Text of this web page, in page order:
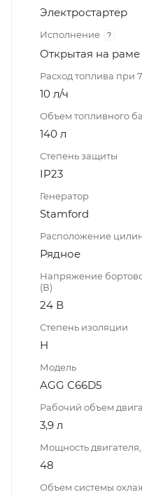
Электростартер
Исполнение ?
Открытая на раме
Расход топлива при
10 л/ч
Объем топливного
140 л
Степень защиты
IP23
Генератор
Stamford
Расположение
Рядное
Напряжение
(В)
24 В
Степень изоляции
Н
Модель
AGG C66D5
Рабочий объем
3,9 л
Мощность
48
Объем системы